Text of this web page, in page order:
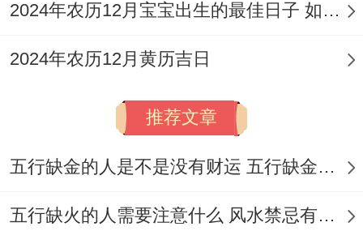
选择动土吉日的关键因素
选择动土吉日时要考虑多个因素。以确保所
考虑的是日子的冲煞情况，每一个日子都会
冲 那么在这一天就不宜当动土的日子。
2月4日冲兔;故而属兔的人最佳避开在这一
2024年农历12月宝宝出生的最佳日子 如何挑选适合的吉日
2024年农历12月黄历吉日
推荐文章
五行缺金的人是不是没有财运 五行缺金的人命运好不好
五行缺火的人需要注意什么 风水禁忌有哪些